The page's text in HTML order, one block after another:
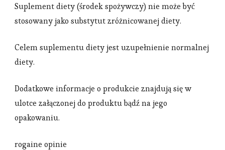
Suplement diety (środek spożywczy) nie może być
stosowany jako substytut zróżnicowanej diety.
Celem suplementu diety jest uzupełnienie normalnej
diety.
Dodatkowe informacje o produkcie znajdują się w
ulotce załączonej do produktu bądź na jego
opakowaniu.
rogaine opinie